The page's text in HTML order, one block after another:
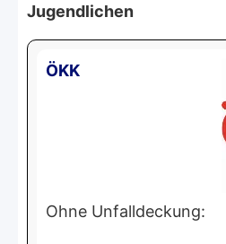
Jugendlichen
ÖKK
Ohne Unfalldeckung: